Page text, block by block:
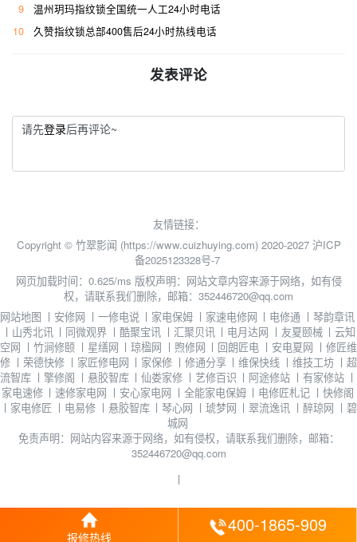
9
温州玥玛指纹锁全国统一人工24小时电话
10
久赞指纹锁总部400售后24小时热线电话
发表评论
请先登录后再评论~
友情链接：
Copyright © 竹翠影闻 (https://www.cuizhuying.com) 2020-2027 沪ICP
备2025123328号-7
网页加载时间：0.625/ms 版权声明：网站文章内容来源于网络，如有侵
权，请联系我们删除，邮箱：352446720@qq.com
网站地图 丨 安修网 丨 一修电说 丨 家电保姆 丨 家速电修网 丨 电修通 丨琴韵章讯
丨 山秀北讯 丨 同微观界 丨 酷聚宝讯 丨 汇聚贝讯 丨 电月达网 丨 友夏颐械 丨云知
空网 丨 竹涧修颐 丨 星缮网 丨琼楹网 丨 煦修网 丨 回朗匠电 丨 安电夏网 丨 修匠维
修 丨 荣德快修 丨 家匠修电网 丨 家保修 丨 修通分享 丨维保快线 丨维技工坊 丨 超
流智库 丨 擎修阁 丨 悬胶智库 丨仙娄家修 丨 艺修百识 丨 阿途修站 丨 有家修站 丨
家电速修 丨 速修家电网 丨 安心家电网 丨 全能家电保姆 丨 电修匠札记 丨 快修阁
丨 家电修匠 丨 电易修 丨 悬胶智库 丨琴心网 丨 琥梦网 丨翠流逸讯 丨醉琼网 丨 碧
城网
免责声明：网站内容来源于网络，如有侵权，请联系我们删除，邮箱：
352446720@qq.com
丨
报修热线
400-1865-909